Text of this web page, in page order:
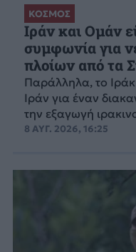
ΚΟΣΜΟΣ
Ιράν και Ομάν
συμφωνία για
πλοίων από τα
Παράλληλα, το Ιράκ
Ιράν για έναν
την εξαγωγή
8 ΑΥΓ. 2026, 16:25